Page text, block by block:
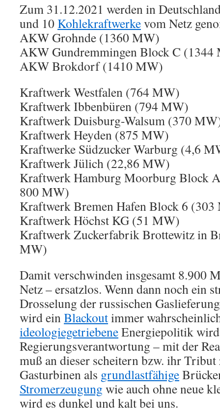
Zum 31.12.2021 werden in
und 10 Kohlekraftwerkevom Netz
AKW Grohnde (1360 MW)
AKW Gundremmingen Block C (1344
AKW Brokdorf (1410 MW)
Kraftwerk Westfalen (764 MW)
Kraftwerk Ibbenbüren (794 MW)
Kraftwerk Duisburg-Walsum (370
Kraftwerk Heyden (875 MW)
Kraftwerke Südzucker Warburg (4,6
Kraftwerk Jülich (22,86 MW)
Kraftwerk Hamburg Moorburg Block
800 MW)
Kraftwerk Bremen Hafen Block 6
Kraftwerk Höchst KG (51 MW)
Kraftwerk Zuckerfabrik Brottewitz in
MW)
Damit verschwinden insgesamt 8.900
Netz – ersatzlos. Wenn dann noch ein
Drosselung der russischen
wird einBlackoutimmer
ideologiegetriebeneEnergiepolitik
Regierungsverantwortung – mit der
muß an dieser scheitern bzw. ihr
Gasturbinen als grundlastfähige
Stromerzeugung wie auch ohne neue
wird es dunkel und kalt bei uns.